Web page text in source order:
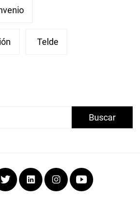
Telde
LinkedinInstagramYoutube